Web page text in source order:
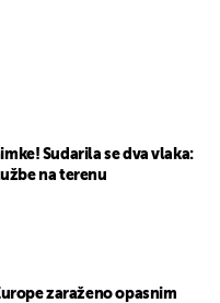
Sudarila se dva vlaka:
na terenu
zaraženo opasnim